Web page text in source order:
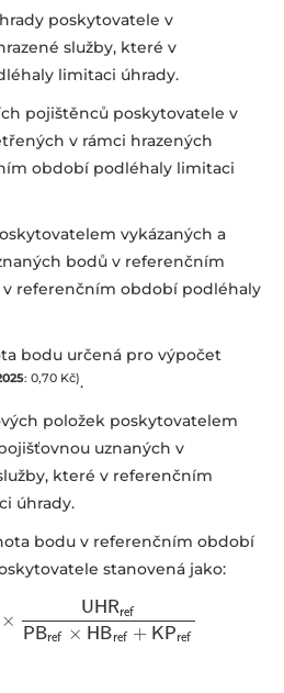
poskytovatele v
služby, které v
limitaci úhrady.
pojištěnců poskytovatele v
v rámci hrazených
období podléhaly limitaci
vykázaných a
bodů v referenčním
referenčním období podléhaly
bodu určená pro výpočet
: 0,70 Kč).
položek poskytovatelem
uznaných v
které v referenčním
úhrady.
bodu v referenčním období
stanovená jako:
×
U H Rref
P Bref × H Bref + K Pref
UHRrefPBref×HBref+KPre